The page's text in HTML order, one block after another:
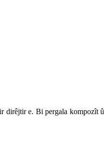
dirêjtir e. Bi pergala kompozît û